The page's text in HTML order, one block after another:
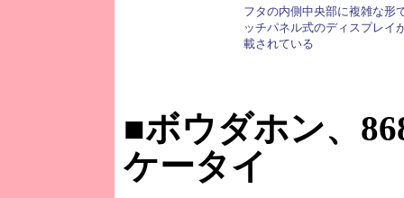
フタの内側中央部に複雑な形
ッチパネル式のディスプレイ
載されている
■ボウダホン、
ケータイ